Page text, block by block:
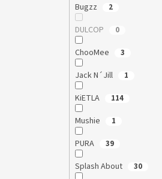
Bugzz 2
DULCOP 0
ChooMee 3
Jack N´Jill 1
KiETLA 114
Mushie 1
PURA 39
Splash About 30